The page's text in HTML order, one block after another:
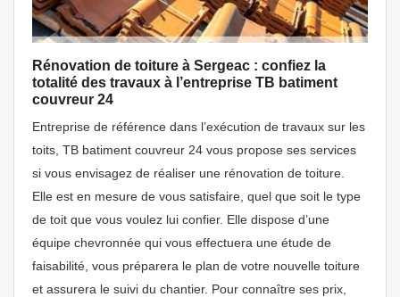
Rénovation de toiture à Sergeac : confiez la
totalité des travaux à l’entreprise TB batiment
couvreur 24
Entreprise de référence dans l’exécution de travaux sur les
toits, TB batiment couvreur 24 vous propose ses services
si vous envisagez de réaliser une rénovation de toiture.
Elle est en mesure de vous satisfaire, quel que soit le type
de toit que vous voulez lui confier. Elle dispose d’une
équipe chevronnée qui vous effectuera une étude de
faisabilité, vous préparera le plan de votre nouvelle toiture
et assurera le suivi du chantier. Pour connaître ses prix,